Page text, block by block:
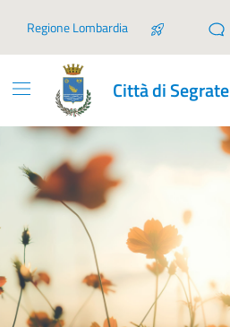
Regione Lombardia
Città di Segrate